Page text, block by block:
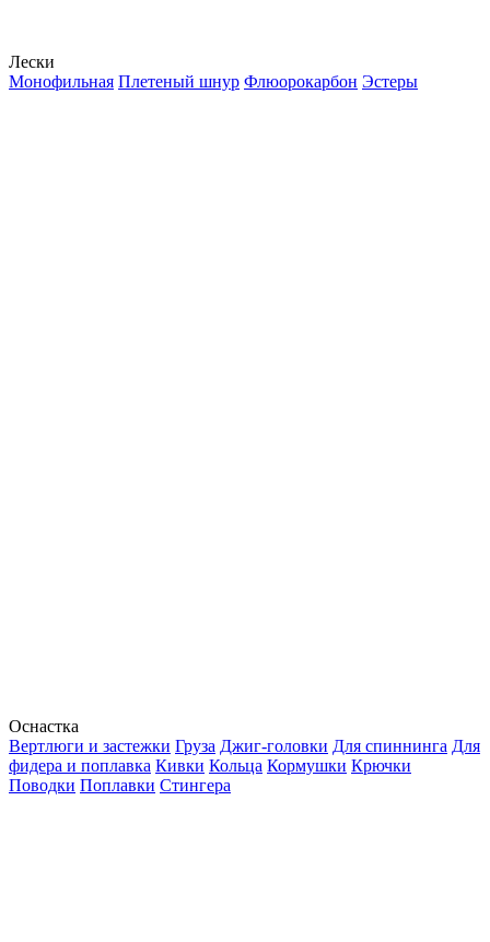
Лески
Монофильная Плетеный шнур Флюорокарбон Эстеры
Оснастка
Вертлюги и застежки Груза Джиг-головки Для спиннинга Для
фидера и поплавка Кивки Кольца Кормушки Крючки
Поводки Поплавки Стингера